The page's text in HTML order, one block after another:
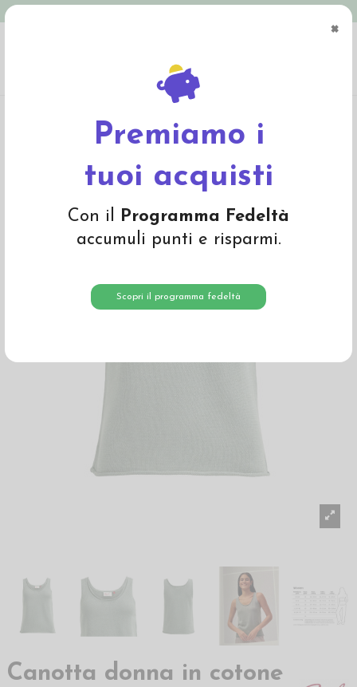
×
Premiamo i
tuoi acquisti
Con il Programma Fedeltà
accumuli punti e risparmi.
Scopri il programma fedeltà
cotone bio - col. verde salvia
Canotta donna in cotone